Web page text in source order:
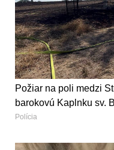
Požiar na poli medzi
barokovú Kaplnku sv.
Polícia